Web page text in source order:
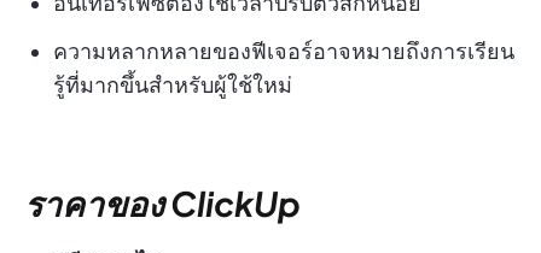
ความหลากหลายของฟีเจอร์อาจหมายถึงการเรียน
รู้ที่มากขึ้นสำหรับผู้ใช้ใหม่
ราคาของ ClickUp